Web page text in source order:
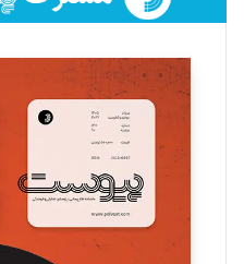
فائزه فتحی رستمی
تحریریه
سروش کرمیان
تحریریه
مینا پاکدل